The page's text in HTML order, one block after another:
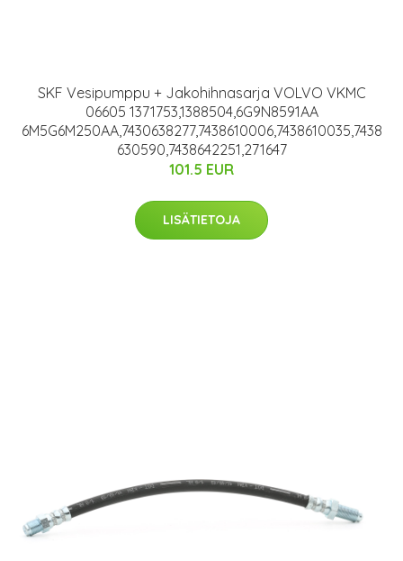
SKF Vesipumppu + Jakohihnasarja VOLVO VKMC
06605 1371753,1388504,6G9N8591AA
6M5G6M250AA,7430638277,7438610006,7438610035,7438
630590,7438642251,271647
101.5 EUR
LISÄTIETOJA